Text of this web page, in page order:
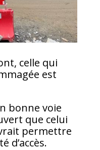
celle qui
est
bonne voie
que celui
permettre
d’accès.